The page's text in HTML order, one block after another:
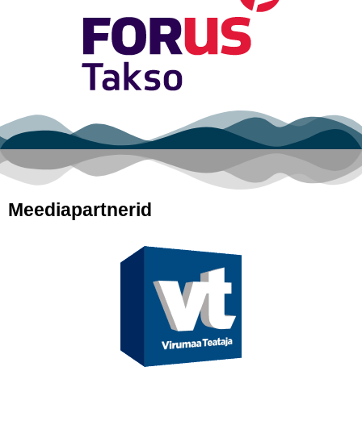
Meediapartnerid